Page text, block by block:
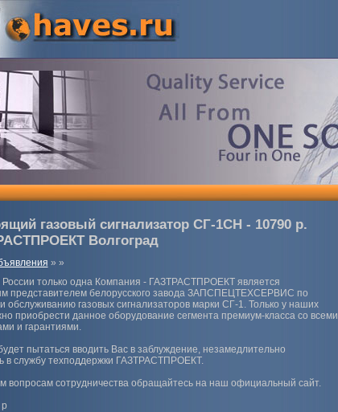
газовый сигнализатор СГ-1СН - 10790 р.
Волгоград
» »
только одна Компания - ГАЗТРАСТПРОЕКТ является
представителем белорусского завода ЗАПСПЕЦТЕХСЕРВИС по
обслуживанию газовых сигнализаторов марки СГ-1. Только у наших
приобрести данное оборудование сегмента премиум-класса со всеми
и гарантиями.
пытаться вводить Вас в заблуждение, незамедлительно
в службу техподдержки ГАЗТРАСТПРОЕКТ.
вопросам сотрудничества обращайтесь на наш официальный сайт.